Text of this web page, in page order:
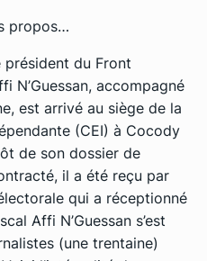
propos…
président du Front
N’Guessan, accompagné
est arrivé au siège de la
(CEI) à Cocody
de son dossier de
il a été reçu par
qui a réceptionné
Affi N’Guessan s’est
(une trentaine)